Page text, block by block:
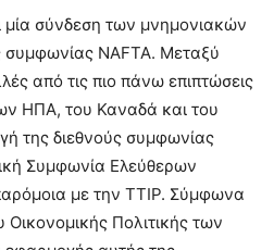
μία σύνδεση των μνημονιακών
συμφωνίας NAFTA. Μεταξύ
από τις πιο πάνω επιπτώσεις
ΗΠΑ, του Καναδά και του
της διεθνούς συμφωνίας
Συμφωνία Ελεύθερων
με την TTIP. Σύμφωνα
Οικονομικής Πολιτικής των